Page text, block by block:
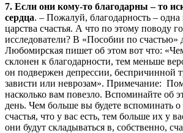
7. Если они кому-то благодарны – то
сердца. – Пожалуй, благодарность – одна
царства счастья. А что по этому поводу
исследователи? В «Пособии по счастью»
Любомирская пишет об этом вот что:
склонен к благодарности, тем меньше
он подвержен депрессии, беспричинной
зависти или неврозам». Примечание:
насколько вам повезло. Вспоминайте об
день. Чем больше вы будете вспоминать о
счастья, что у вас есть, тем больше их у
они будут складываться в, собственно,